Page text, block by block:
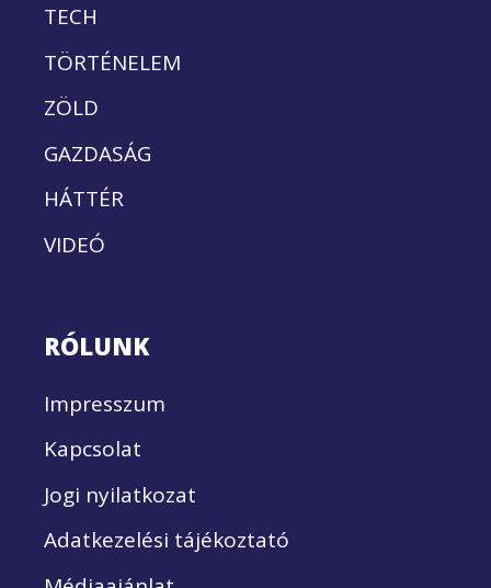
TECH
TÖRTÉNELEM
ZÖLD
GAZDASÁG
HÁTTÉR
VIDEÓ
RÓLUNK
Impresszum
Kapcsolat
Jogi nyilatkozat
Adatkezelési tájékoztató